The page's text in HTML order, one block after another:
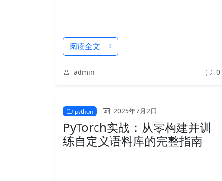
阅读全文
admin 0
python 2025年7月2日
PyTorch实战：从零构建并训
练自定义语料库的完整指南